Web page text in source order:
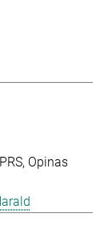
Opinas